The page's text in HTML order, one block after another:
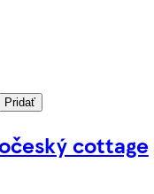
Pridať
cottage